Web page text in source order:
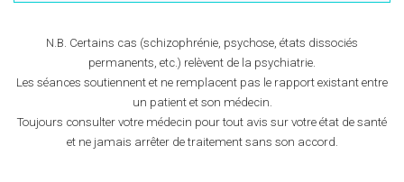
N.B. Certains cas (schizophrénie, psychose, états dissociés
permanents, etc.) relèvent de la psychiatrie.
Les séances soutiennent et ne remplacent pas le rapport existant entre
un patient et son médecin.
Toujours consulter votre médecin pour tout avis sur votre état de santé
et ne jamais arrêter de traitement sans son accord.